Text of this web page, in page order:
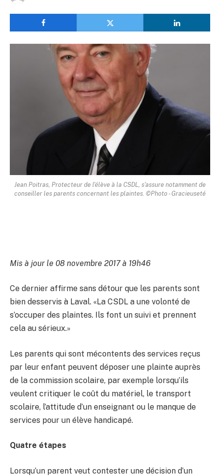
Jean Poitras, Protecteur de l'élève à la CSDL, s'assure notamment de
conseiller les parents concernant les plaintes. ©Photo - Gracieuseté
Mis à jour le 08 novembre 2017 à 19h46
Ce dernier affirme sans détour que les parents sont
bien desservis à Laval. «La CSDL a une volonté de
s’occuper des plaintes. Ils font un suivi et prennent
cela au sérieux.»
Les parents qui sont mécontents des services reçus
par leur enfant peuvent déposer une plainte auprès
de la commission scolaire, par exemple lorsqu’ils
veulent critiquer le coût du matériel, le transport
scolaire, l’attitude d’un enseignant ou le manque de
services pour un élève handicapé.
Quatre étapes
Lorsqu’un parent veut contester une décision d’un